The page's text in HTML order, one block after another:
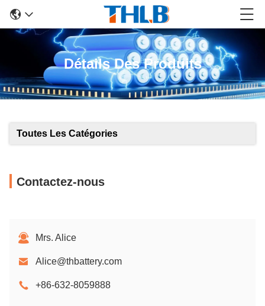
Détails Des Produits
Toutes Les Catégories
Contactez-nous
Mrs. Alice
Alice@thbattery.com
+86-632-8059888